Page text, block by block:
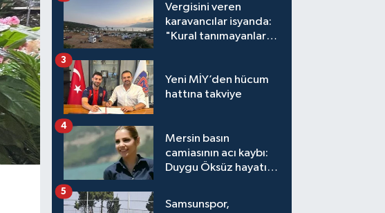
Vergisini veren
karavancılar isyanda:
"Kural tanımayanlar
Yeni MİY’den hücum
hattına takviye
3
Mersin basın
camiasının acı kaybı:
Duygu Öksüz hayatını
4
Samsunspor,
5